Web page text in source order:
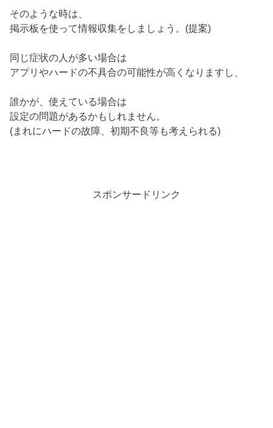
そのような時は、
掲示板を使って情報収集をしましょう。(提案)
同じ症状の人が多い場合は
アプリやハードの不具合の可能性が高くなりますし、
誰かが、使えている場合は
設定の問題があるかもしれません。
(まれにハードの故障、初期不良等も考えられる)
スポンサードリンク